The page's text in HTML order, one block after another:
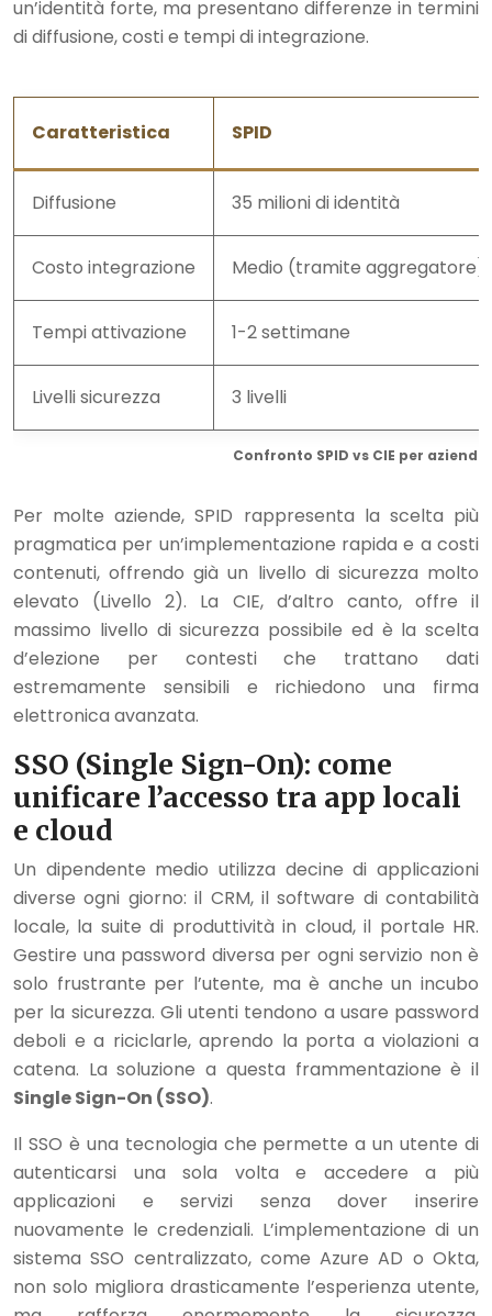
un’identità forte, ma presentano differenze in termini
di diffusione, costi e tempi di integrazione.
Confronto SPID vs CIE per
Caratteristica SPID
Diffusione 35 milioni di identità
Costo integrazione Medio (tramite aggregatore)
Tempi attivazione 1-2 settimane
Livelli sicurezza 3 livelli
Per molte aziende, SPID rappresenta la scelta più
pragmatica per un’implementazione rapida e a costi
contenuti, offrendo già un livello di sicurezza molto
elevato (Livello 2). La CIE, d’altro canto, offre il
massimo livello di sicurezza possibile ed è la scelta
d’elezione per contesti che trattano dati
estremamente sensibili e richiedono una firma
elettronica avanzata.
SSO (Single Sign-On): come
unificare l’accesso tra app locali
e cloud
Un dipendente medio utilizza decine di applicazioni
diverse ogni giorno: il CRM, il software di contabilità
locale, la suite di produttività in cloud, il portale HR.
Gestire una password diversa per ogni servizio non è
solo frustrante per l’utente, ma è anche un incubo
per la sicurezza. Gli utenti tendono a usare password
deboli e a riciclarle, aprendo la porta a violazioni a
catena. La soluzione a questa frammentazione è il
Single Sign-On (SSO).
Il SSO è una tecnologia che permette a un utente di
autenticarsi una sola volta e accedere a più
applicazioni e servizi senza dover inserire
nuovamente le credenziali. L’implementazione di un
sistema SSO centralizzato, come Azure AD o Okta,
non solo migliora drasticamente l’esperienza utente,